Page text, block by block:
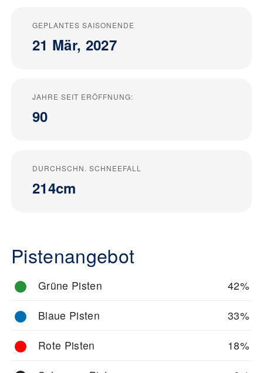
GEPLANTES SAISONENDE
21 Mär, 2027
JAHRE SEIT ERÖFFNUNG:
90
DURCHSCHN. SCHNEEFALL
214cm
Pistenangebot
Grüne Pisten 42%
Blaue Pisten 33%
Rote Pisten 18%